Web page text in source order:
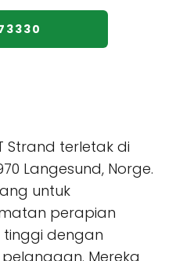
Strand terletak di
Langesund, Norge.
untuk
perapian
dengan
Mereka